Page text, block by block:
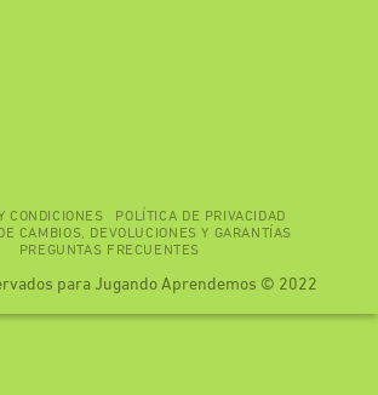
CONDICIONES POLÍTICA DE PRIVACIDAD
CAMBIOS, DEVOLUCIONES Y GARANTÍAS
PREGUNTAS FRECUENTES
para Jugando Aprendemos © 2022